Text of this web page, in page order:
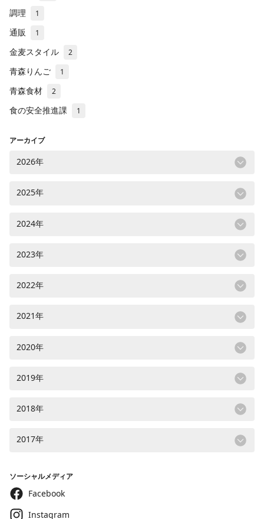
調理 1
通販 1
金麦スタイル 2
青森りんご 1
青森食材 2
食の安全推進課 1
アーカイブ
2026年
2025年
2024年
2023年
2022年
2021年
2020年
2019年
2018年
2017年
ソーシャルメディア
Facebook
Instagram